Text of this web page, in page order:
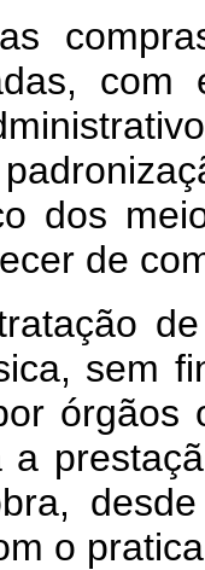
dos
de
sem
órgãos
a
o